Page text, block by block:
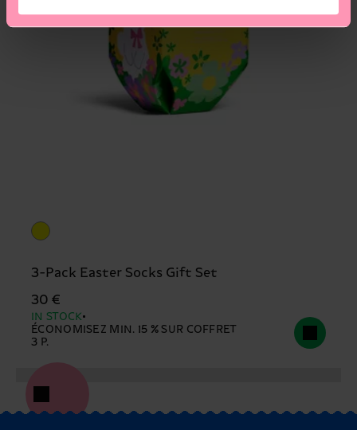
3-Pack Easter Socks Gift Set
30 €
IN STOCK
ÉCONOMISEZ MIN. 15 % SUR COFFRET
3 P.